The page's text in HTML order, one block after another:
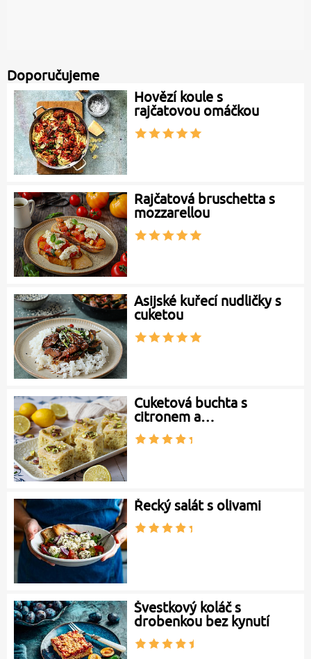
Doporučujeme
Hovězí koule s
rajčatovou omáčkou
Rajčatová bruschetta s
mozzarellou
Asijské kuřecí nudličky s
cuketou
Cuketová buchta s
citronem a…
Řecký salát s olivami
Švestkový koláč s
drobenkou bez kynutí